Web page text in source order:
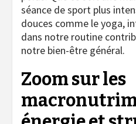
séance de sport plus
douces comme le yoga,
dans notre routine
notre bien-être général.
Zoom sur les